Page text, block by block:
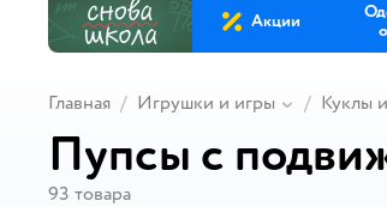
Акции
Главная Игрушки и игры Куклы
Пупсы с
93 товара